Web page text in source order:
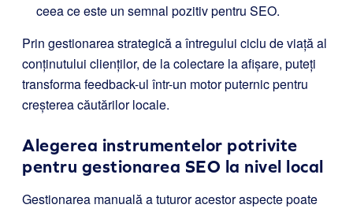
ceea ce este un semnal pozitiv pentru SEO.
Prin gestionarea strategică a întregului ciclu de viață al
conținutului clienților, de la colectare la afișare, puteți
transforma feedback-ul într-un motor puternic pentru
creșterea căutărilor locale.
Alegerea instrumentelor potrivite
pentru gestionarea SEO la nivel local
Gestionarea manuală a tuturor acestor aspecte poate